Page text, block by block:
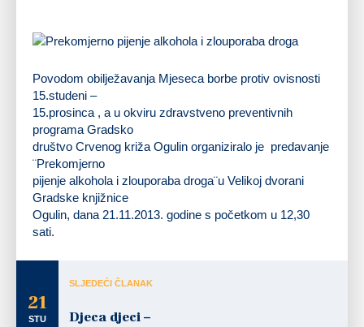
Povodom obilježavanja Mjeseca borbe protiv ovisnosti
15.studeni –
15.prosinca , a u okviru zdravstveno preventivnih
programa Gradsko
društvo Crvenog križa Ogulin organiziralo je predavanje
¨Prekomjerno
pijenje alkohola i zlouporaba droga¨u Velikoj dvorani
Gradske knjižnice
Ogulin, dana 21.11.2013. godine s početkom u 12,30
sati.
21
STU
SLJEDEĆI ČLANAK
Djeca djeci –